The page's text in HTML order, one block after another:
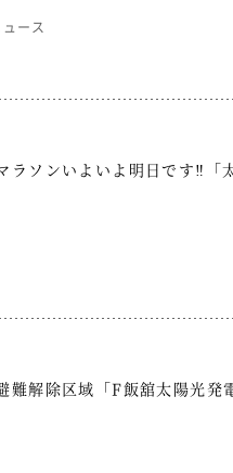
ース
ソンいよいよ明日です‼「
解除区域「F飯舘太陽光発